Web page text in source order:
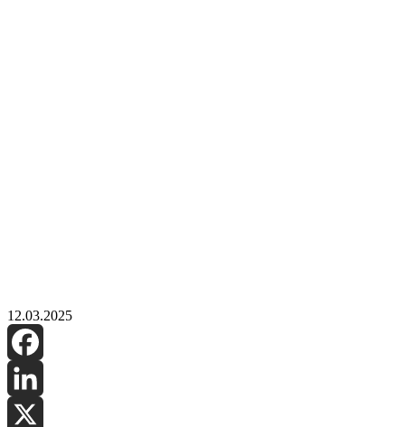
12.03.2025
Facebook
LinkedIn